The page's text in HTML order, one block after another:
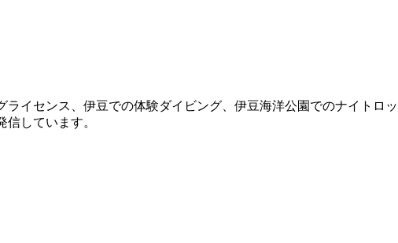
イセンス、伊豆での体験ダイビング、伊豆海洋公園でのナイトロッ
しています。